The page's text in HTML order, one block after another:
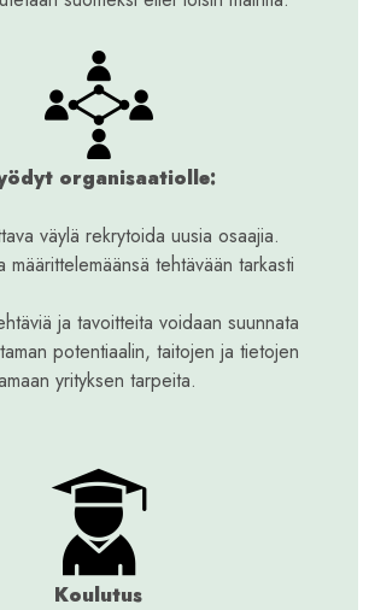
organisaatiolle:
väylä rekrytoida uusia osaajia.
määrittelemäänsä tehtävään tarkasti
ja tavoitteita voidaan suunnata
potentiaalin, taitojen ja tietojen
yrityksen tarpeita.
Koulutus